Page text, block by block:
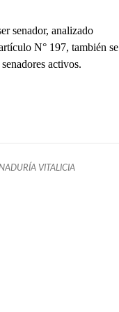
senador, analizado
N° 197, también se
activos.
VITALICIA